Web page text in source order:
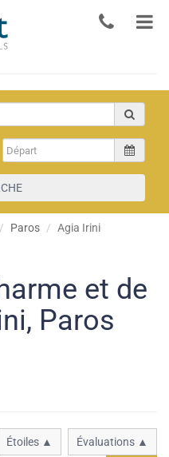
Paros Agia Irini
et de
Paros
Étoiles ▲ Évaluations ▲